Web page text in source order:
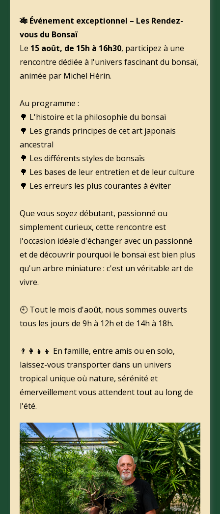
🎋 Événement exceptionnel – Les Rendez-
vous du Bonsaï
Le 15 août, de 15h à 16h30, participez à une
rencontre dédiée à l'univers fascinant du bonsaï,
animée par Michel Hérin.
Au programme :
🌳 L'histoire et la philosophie du bonsaï
🌳 Les grands principes de cet art japonais
ancestral
🌳 Les différents styles de bonsaïs
🌳 Les bases de leur entretien et de leur culture
🌳 Les erreurs les plus courantes à éviter
Que vous soyez débutant, passionné ou
simplement curieux, cette rencontre est
l'occasion idéale d'échanger avec un passionné
et de découvrir pourquoi le bonsaï est bien plus
qu'un arbre miniature : c'est un véritable art de
vivre.
🕘 Tout le mois d'août, nous sommes ouverts
tous les jours de 9h à 12h et de 14h à 18h.
👨‍👩‍👧‍👦 En famille, entre amis ou en solo,
laissez-vous transporter dans un univers
tropical unique où nature, sérénité et
émerveillement vous attendent tout au long de
l'été.